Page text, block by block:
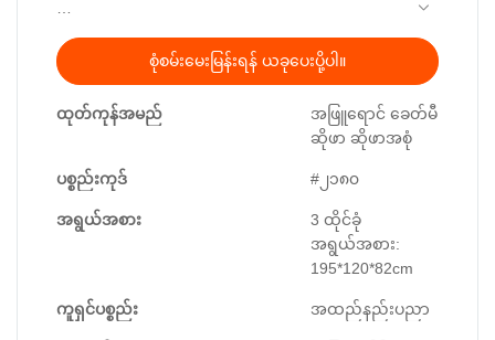
Antifouling ပစ္စည်း
3 နှစ်အာမခံ
ပစ္စည်း
ဘောင်- ရုရှားနိုင်ငံမှတင်သွင်းသော Larch သစ်
ဖြည့်ခြင်း- သိပ်သည်းဆမြင့်သော ရေမြှုပ်
Synthetic Feather Filler ၊
စုံစမ်းမေးမြန်းရန် ယခုပေးပို့ပါ။
ထုတ်ကုန်အမည်
အဖြူရောင် ခေတ်မီ
ဆိုဖာ ဆိုဖာအစုံ
ပစ္စည်းကုဒ် #၂၁၈၀
အရွယ်အစား
3 ထိုင်ခုံ
အရွယ်အစား:
195*120*82cm
ကူရှင်ပစ္စည်း အထည်နည်းပညာ